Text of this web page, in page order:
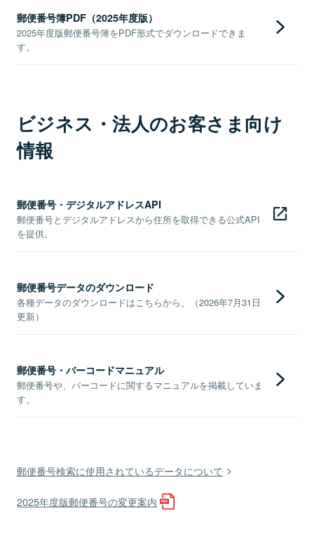
郵便番号簿PDF（2025年度版）
2025年度版郵便番号簿をPDF形式でダウンロードできま
す。
ビジネス・法人のお客さま向け
情報
郵便番号・デジタルアドレスAPI
郵便番号とデジタルアドレスから住所を取得できる公式API
を提供。
郵便番号データのダウンロード
各種データのダウンロードはこちらから。（2026年7月31日
更新）
郵便番号・バーコードマニュアル
郵便番号や、バーコードに関するマニュアルを掲載していま
す。
郵便番号検索に使用されているデータについて
2025年度版郵便番号の変更案内